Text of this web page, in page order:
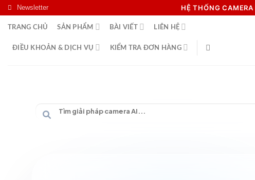
Skip
to
content
Newsletter HỆ THỐNG CAMERA
TRANG CHỦ SẢN PHẨM BÀI VIẾT LIÊN HỆ
ĐIỀU KHOẢN & DỊCH VỤ KIỂM TRA ĐƠN HÀNG